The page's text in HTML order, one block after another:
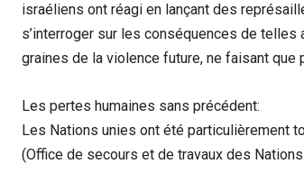
israéliens ont réagi en lançant des
s’interroger sur les conséquences de
graines de la violence future, ne faisant
Les pertes humaines sans précédent:
Les Nations unies ont été particulièrement
(Office de secours et de travaux des